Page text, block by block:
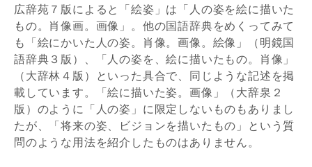
広辞苑７版によると「絵姿」は「人の姿を絵に描いた
もの。肖像画。画像」。他の国語辞典をめくってみて
も「絵にかいた人の姿。肖像。画像。絵像」（明鏡国
語辞典３版）、「人の姿を、絵に描いたもの。肖像」
（大辞林４版）といった具合で、同じような記述を掲
載しています。「絵に描いた姿。画像」（大辞泉２
版）のように「人の姿」に限定しないものもありまし
たが、「将来の姿、ビジョンを描いたもの」という質
問のような用法を紹介したものはありません。